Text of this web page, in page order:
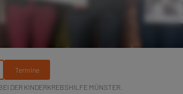
Termine
DER KINDERKREBSHILFE MÜNSTER.